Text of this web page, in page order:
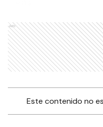
Ads
Este contenido no